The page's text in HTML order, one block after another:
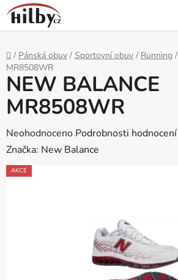
Přejít
na
obsah
Domů
/ Pánská obuv / Sportovní obuv / Running /
MR8508WR
NEW BALANCE
MR8508WR
Průměrné
hodnocení
produktu
Neohodnoceno Podrobnosti hodnocení
Značka: New Balance
AKCE